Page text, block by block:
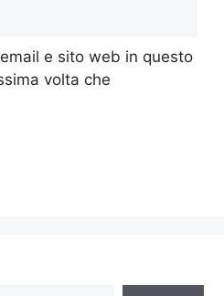
e sito web in questo
volta che